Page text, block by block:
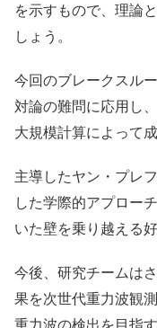
を示すもので、理論
しょう。
今回のブレークスル
対論の難問に応用し
大規模計算によって
主導したヤン・プレ
した学際的アプロー
いた壁を乗り越える
今後、研究チームは
果を次世代重力波観